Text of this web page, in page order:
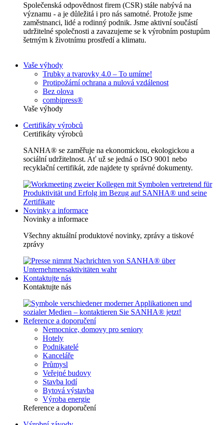
Společenská odpovědnost firem (CSR) stále nabývá na
významu - a je důležitá i pro nás samotné. Protože jsme
zaměstnanci, lidé a rodinný podnik. Jsme aktivní součástí
udržitelné společnosti a zavazujeme se k výrobním postupům
šetrným k životnímu prostředí a klimatu.
Vaše výhody
Trubky a tvarovky 4.0 – To umíme!
Protipožární ochrana a nulová vzdálenost
Bez olova
combipress®
Vaše výhody
Certifikáty výrobců
Certifikáty výrobců
SANHA® se zaměřuje na ekonomickou, ekologickou a
sociální udržitelnost. Ať už se jedná o ISO 9001 nebo
recyklační certifikát, zde najdete ty správné dokumenty.
Novinky a informace
Novinky a informace
Všechny aktuální produktové novinky, zprávy a tiskové
zprávy
Kontaktujte nás
Kontaktujte nás
Reference a doporučení
Nemocnice, domovy pro seniory
Hotely
Podnikatelé
Kanceláře
Průmysl
Veřejné budovy
Stavba lodí
Bytová výstavba
Výroba energie
Reference a doporučení